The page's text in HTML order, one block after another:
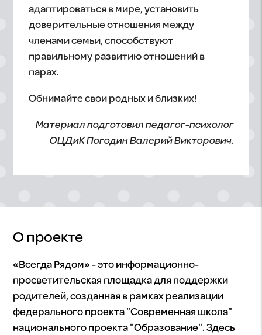
адаптироваться в мире, установить
доверительные отношения между
членами семьи, способствуют
правильному развитию отношений в
парах.
Обнимайте свои родных и близких!
Материал подготовил педагог-психолог
ОЦДиК Погодин Валерий Викторович.
О проекте
«Всегда Рядом» - это информационно-
просветительская площадка для поддержки
родителей, созданная в рамках реализации
федерального проекта "Современная школа"
национального проекта "Образование". Здесь